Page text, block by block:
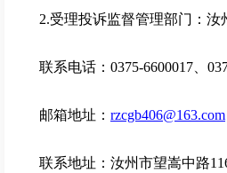
2.受理投诉监督管理部门：汝
联系电话：0375-6600017、
邮箱地址： rzcgb406@163.com
联系地址：汝州市望嵩中路